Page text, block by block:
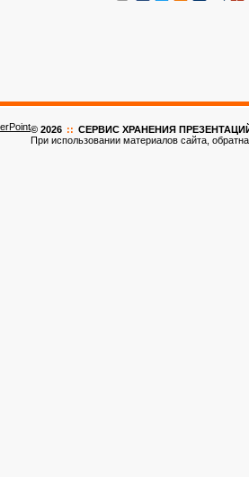
© 2026 :: CЕРВИС ХРАНЕНИЯ ПРЕЗЕНТАЦИЙ
При использовании материалов сайта,